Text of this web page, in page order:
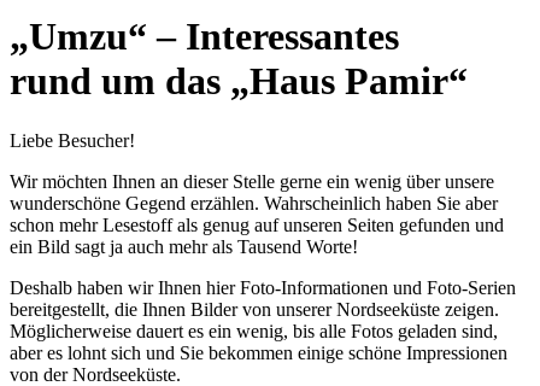
„Umzu“ – Interessantes
rund um das „Haus Pamir“
Liebe Besucher!
Wir möchten Ihnen an dieser Stelle gerne ein wenig über unsere
wunderschöne Gegend erzählen. Wahrscheinlich haben Sie aber
schon mehr Lesestoff als genug auf unseren Seiten gefunden und
ein Bild sagt ja auch mehr als Tausend Worte!
Deshalb haben wir Ihnen hier Foto-Informationen und Foto-Serien
bereitgestellt, die Ihnen Bilder von unserer Nordseeküste zeigen.
Möglicherweise dauert es ein wenig, bis alle Fotos geladen sind,
aber es lohnt sich und Sie bekommen einige schöne Impressionen
von der Nordseeküste.